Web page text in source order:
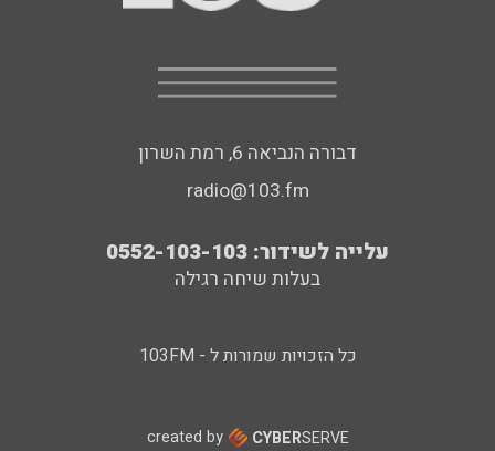
דבורה הנביאה 6, רמת השרון
radio@103.fm
עלייה לשידור: 0552-103-103
בעלות שיחה רגילה
כל הזכויות שמורות ל - 103FM
created by CYBERSERVE